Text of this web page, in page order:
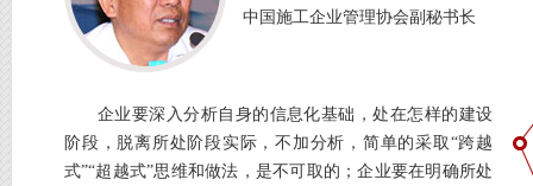
中国施工企业管理协会副秘书长
企业要深入分析自身的信息化基础，处在怎样的建设
阶段，脱离所处阶段实际，不加分析，简单的采取“跨越
式”“超越式”思维和做法，是不可取的；企业要在明确所处